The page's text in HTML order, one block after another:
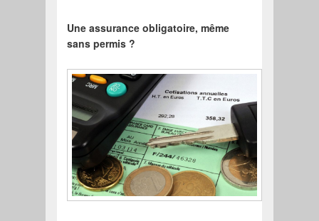
Une assurance obligatoire, même
sans permis ?